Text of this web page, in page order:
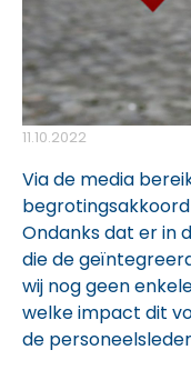
11.10.2022
Via de media
Ondanks dat er in
die de
wij nog geen
welke impact dit
de